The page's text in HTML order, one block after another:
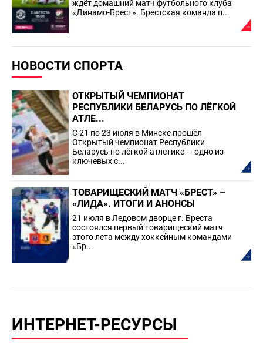
ждёт домашний матч футбольного клуба
«Динамо-Брест». Брестская команда п...
НОВОСТИ СПОРТА
ОТКРЫТЫЙ ЧЕМПИОНАТ
РЕСПУБЛИКИ БЕЛАРУСЬ ПО ЛЁГКОЙ
АТЛЕ...
С 21 по 23 июля в Минске прошёл
Открытый чемпионат Республики
Беларусь по лёгкой атлетике — одно из
ключевых с...
ТОВАРИЩЕСКИЙ МАТЧ «БРЕСТ» –
«ЛИДА». ИТОГИ И АНОНСЫ
21 июля в Ледовом дворце г. Бреста
состоялся первый товарищеский матч
этого лета между хоккейным командами
«Бр...
ИНТЕРНЕТ-РЕСУРСЫ